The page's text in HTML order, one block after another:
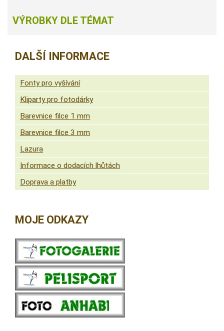
VÝROBKY DLE TÉMAT
DALŠÍ INFORMACE
Fonty pro vyšívání
Kliparty pro fotodárky
Barevnice filce 1 mm
Barevnice filce 3 mm
Lazura
Informace o dodacích lhůtách
Doprava a platby
MOJE ODKAZY